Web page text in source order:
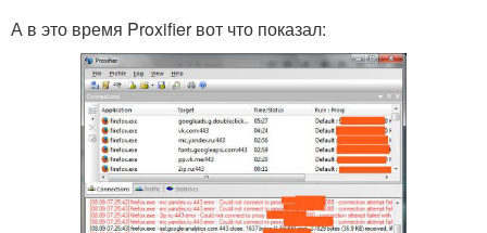
А в это время Proxifier вот что показал: